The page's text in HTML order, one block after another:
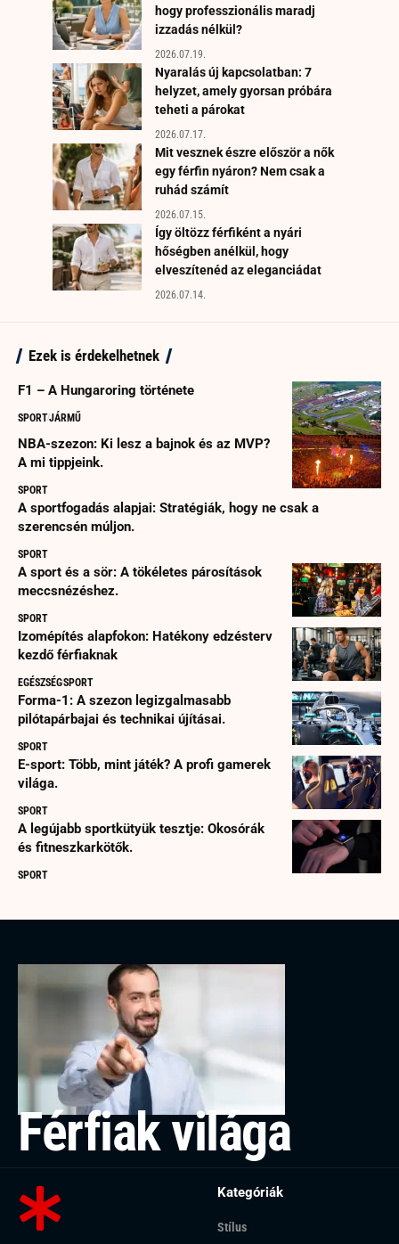
hogy professzionális maradj
izzadás nélkül?
2026.07.19.
Nyaralás új kapcsolatban: 7
helyzet, amely gyorsan próbára
teheti a párokat
2026.07.17.
Mit vesznek észre először a nők
egy férfin nyáron? Nem csak a
ruhád számít
2026.07.15.
Így öltözz férfiként a nyári
hőségben anélkül, hogy
elveszítenéd az eleganciádat
2026.07.14.
Ezek is érdekelhetnek
F1 – A Hungaroring története
SPORTJÁRMŰ
NBA-szezon: Ki lesz a bajnok és az MVP?
A mi tippjeink.
SPORT
A sportfogadás alapjai: Stratégiák, hogy ne csak a
szerencsén múljon.
SPORT
A sport és a sör: A tökéletes párosítások
meccsnézéshez.
SPORT
Izomépítés alapfokon: Hatékony edzésterv
kezdő férfiaknak
EGÉSZSÉGSPORT
Forma-1: A szezon legizgalmasabb
pilótapárbajai és technikai újításai.
SPORT
E-sport: Több, mint játék? A profi gamerek
világa.
SPORT
A legújabb sportkütyük tesztje: Okosórák
és fitneszkarkötők.
SPORT
Férfiak világa
Kategóriák
Stílus